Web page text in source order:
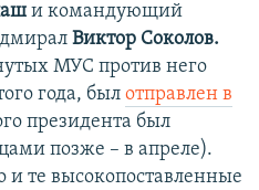
и командующий
Виктор Соколов.
МУС против него
года, был отправлен в
президента был
позже – в апреле).
те высокопоставленные